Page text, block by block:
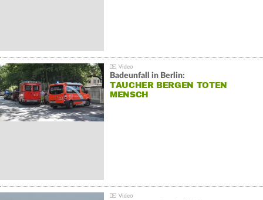
Badeunfall in Berlin:
TAUCHER BERGEN TOTEN
MENSCH